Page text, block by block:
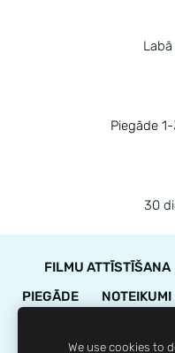
Piegāde
30
FILMU ATTĪSTĪŠANA
PIEGĀDE
NOTEIKUMI
We use cookies to